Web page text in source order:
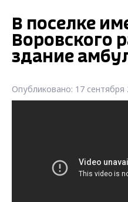
В поселке
Воровского
здание
Опубликовано: 17 сентября